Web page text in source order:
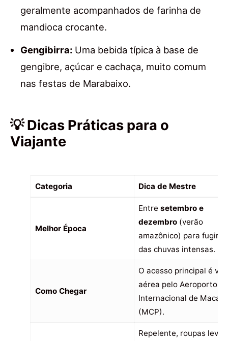
geralmente acompanhados de farinha de
mandioca crocante.
Gengibirra: Uma bebida típica à base de
gengibre, açúcar e cachaça, muito comum
nas festas de Marabaixo.
💡 Dicas Práticas para o
Viajante
Categoria Dica de Mestre
Melhor Época
Entre setembro e
dezembro(verão
amazônico) para fugir
das chuvas intensas.
Como Chegar
O acesso principal é via
aérea pelo Aeroporto
Internacional de
(MCP).
Repelente, roupas